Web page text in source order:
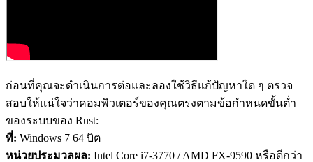
ก่อนที่คุณจะดำเนินการต่อและลองใช้วิธีแก้ปัญหาใด ๆ ตรวจ
สอบให้แน่ใจว่าคอมพิวเตอร์ของคุณตรงตามข้อกำหนดขั้นต่ำ
ของระบบของ Rust:
ที่: Windows 7 64 บิต
หน่วยประมวลผล: Intel Core i7-3770 / AMD FX-9590 หรือดีกว่า